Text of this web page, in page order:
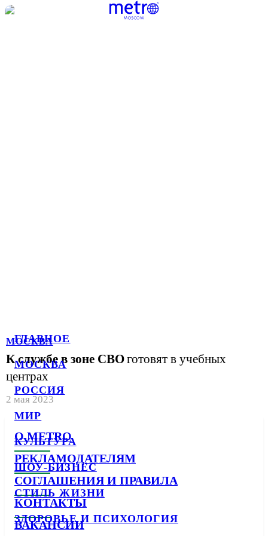
ГЛАВНОЕ
МОСКВА
РОССИЯ
МИР
КУЛЬТУРА
ШОУ-БИЗНЕС
СТИЛЬ ЖИЗНИ
ЗДОРОВЬЕ И ПСИХОЛОГИЯ
МОСКВА
К службе в зоне СВОготовят в учебных
центрах
2 мая 2023
О METRO
РЕКЛАМОДАТЕЛЯМ
СОГЛАШЕНИЯ И ПРАВИЛА
КОНТАКТЫ
ВАКАНСИИ